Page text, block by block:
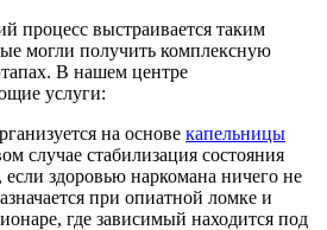
процесс выстраивается таким
могли получить комплексную
В нашем центре
услуги:
на основе капельницы
случае стабилизация состояния
здоровью наркомана ничего не
при опиатной ломке и
где зависимый находится под